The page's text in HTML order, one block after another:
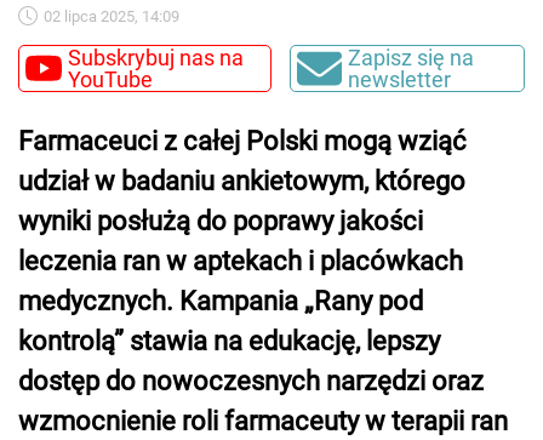
02 lipca 2025, 14:09
Subskrybuj nas na
YouTube
Zapisz się na
newsletter
Farmaceuci z całej Polski mogą wziąć
udział w badaniu ankietowym, którego
wyniki posłużą do poprawy jakości
leczenia ran w aptekach i placówkach
medycznych. Kampania „Rany pod
kontrolą” stawia na edukację, lepszy
dostęp do nowoczesnych narzędzi oraz
wzmocnienie roli farmaceuty w terapii ran